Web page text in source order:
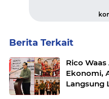
Berita Terkait
Rico
Ekonomi,
Langsung